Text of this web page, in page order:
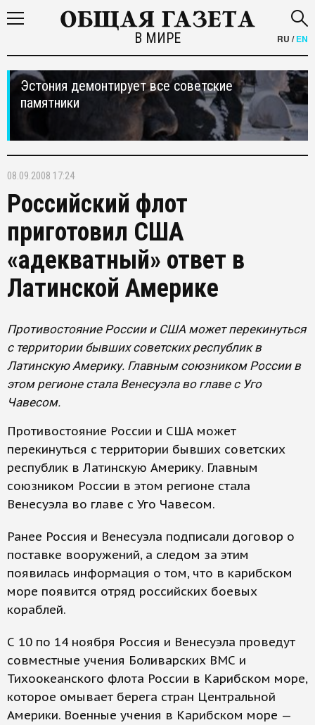
В МИРЕ RU /EN
Эстония демонтирует все советские
памятники
08.09.2008 17:24
Российский флот
приготовил США
«адекватный» ответ в
Латинской Америке
Противостояние России и США может перекинуться
с территории бывших советских республик в
Латинскую Америку. Главным союзником России в
этом регионе стала Венесуэла во главе с Уго
Чавесом.
Противостояние России и США может
перекинуться с территории бывших советских
республик в Латинскую Америку. Главным
союзником России в этом регионе стала
Венесуэла во главе с Уго Чавесом.
Ранее Россия и Венесуэла подписали договор о
поставке вооружений, а следом за этим
появилась информация о том, что в карибском
море появится отряд российских боевых
кораблей.
С 10 по 14 ноября Россия и Венесуэла проведут
совместные учения Боливарских ВМС и
Тихоокеанского флота России в Карибском море,
которое омывает берега стран Центральной
Америки. Военные учения в Карибском море —